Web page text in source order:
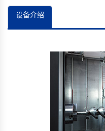
设备介绍